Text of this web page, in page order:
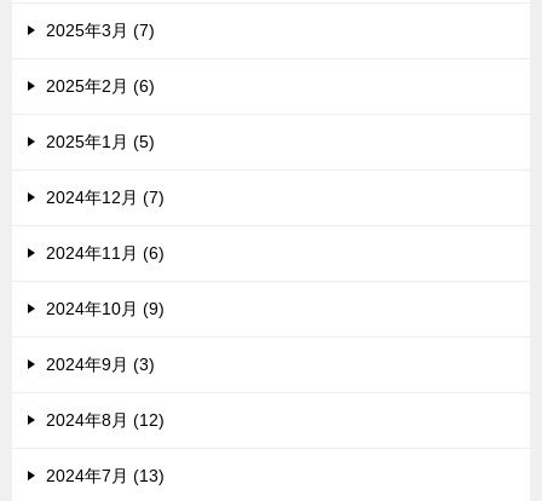
2025年3月 (7)
2025年2月 (6)
2025年1月 (5)
2024年12月 (7)
2024年11月 (6)
2024年10月 (9)
2024年9月 (3)
2024年8月 (12)
2024年7月 (13)